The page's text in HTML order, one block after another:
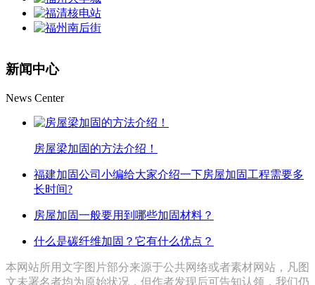
新闻中心
News Center
房屋梁加固的方法介绍！
福建加固公司小编给大家介绍一下房屋加固工程需要多
长时间?
房屋加固一般要用到哪些加固材料？
什么是碳纤维加固？它有什么优点？
本网站所用文字图片部分来源于公共网络或者素材网站，凡图
文未署名者均为原始状况，但作者发现后可告知认领，我们仍